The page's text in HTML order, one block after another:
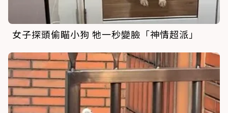
女子探頭偷瞄小狗 牠一秒變臉「神情超派」